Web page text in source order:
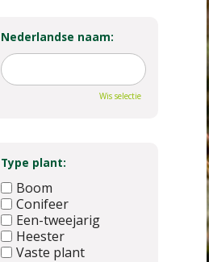
Nederlandse naam:
Wis selectie
Type plant:
Boom
Conifeer
Een-tweejarig
Heester
Vaste plant